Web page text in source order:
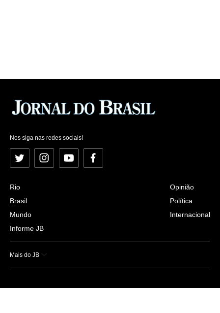
Nos siga nas redes sociais!
Twitter InstagramYouTubeFacebook
Rio
Brasil
Mundo
Informe JB
Opinião
Política
Internacional
Mais do JB
Esportes